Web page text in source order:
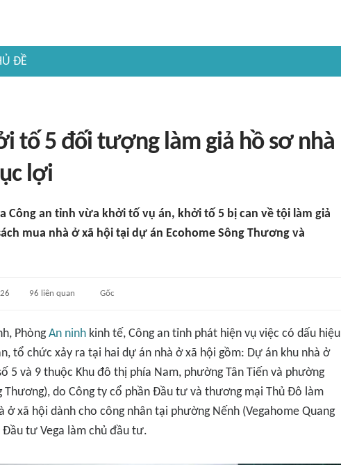
ĐỀ
tố 5 đối tượng làm giả hồ sơ nhà
lợi
Công an tỉnh vừa khởi tố vụ án, khởi tố 5 bị can về tội làm giả
mua nhà ở xã hội tại dự án Ecohome Sông Thương và
96 liên quan Gốc
PhòngAn ninh kinh tế, Công an tỉnh phát hiện vụ việc có dấu hiệu
tổ chức xảy ra tại hai dự án nhà ở xã hội gồm: Dự án khu nhà ở
5 và 9 thuộc Khu đô thị phía Nam, phường Tân Tiến và phường
Thương), do Công ty cổ phần Đầu tư và thương mại Thủ Đô làm
ở xã hội dành cho công nhân tại phường Nếnh (Vegahome Quang
Đầu tư Vega làm chủ đầu tư.